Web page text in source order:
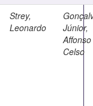
Strey,
Leonardo
Júnior,
Affonso
Celso